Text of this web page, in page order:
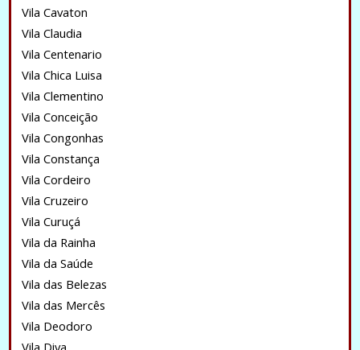
Vila Cavaton
Vila Claudia
Vila Centenario
Vila Chica Luisa
Vila Clementino
Vila Conceição
Vila Congonhas
Vila Constança
Vila Cordeiro
Vila Cruzeiro
Vila Curuçá
Vila da Rainha
Vila da Saúde
Vila das Belezas
Vila das Mercês
Vila Deodoro
Vila Diva